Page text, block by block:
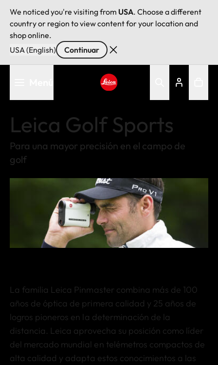
We noticed you're visiting from USA. Choose a different
country or region to view content for your location and
shop online.
USA (English)
Continuar
Leica Golf Sports
Para una mayor precisión en el campo de
golf
La familia Leica Pinmaster combina más de 100
años de óptica de primera calidad y 25 años de
logros pioneros en la determinación de la
distancia. Leica aprovecha su posición como líder
del mercado mundial en telémetros compactos de
alta calidad y adapta estos conocimientos a las